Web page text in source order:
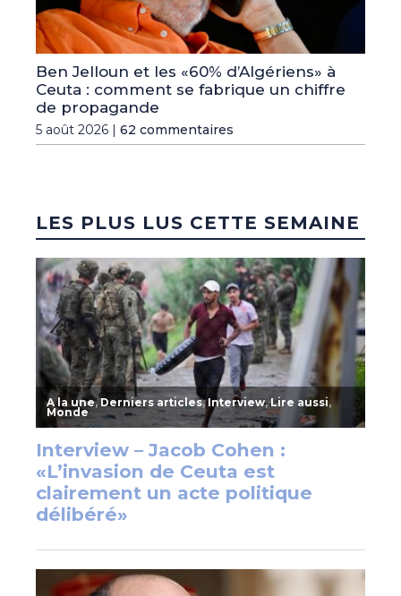
Ben Jelloun et les «60% d’Algériens» à
Ceuta : comment se fabrique un chiffre
de propagande
5 août 2026 | 62 commentaires
LES PLUS LUS CETTE SEMAINE